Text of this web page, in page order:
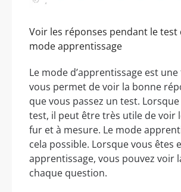
Voir les réponses pendant le
mode apprentissage
Le mode d’apprentissage est
vous permet de voir la bonne
que vous passez un test.
test, il peut être très utile de voir
fur et à mesure. Le mode
cela possible. Lorsque vous êtes
apprentissage, vous pouvez voir
chaque question.